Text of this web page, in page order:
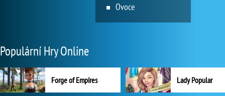
Ovoce
Populární Hry Online
Forge of Empires Lady Popular